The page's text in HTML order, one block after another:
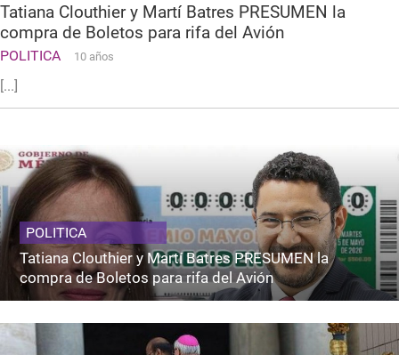
Tatiana Clouthier y Martí Batres PRESUMEN la
compra de Boletos para rifa del Avión
POLITICA 10 años
[...]
POLITICA
Tatiana Clouthier y Martí Batres PRESUMEN la
compra de Boletos para rifa del Avión